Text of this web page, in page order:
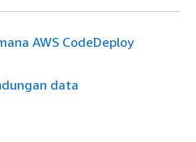
AWS CodeDeploy
data